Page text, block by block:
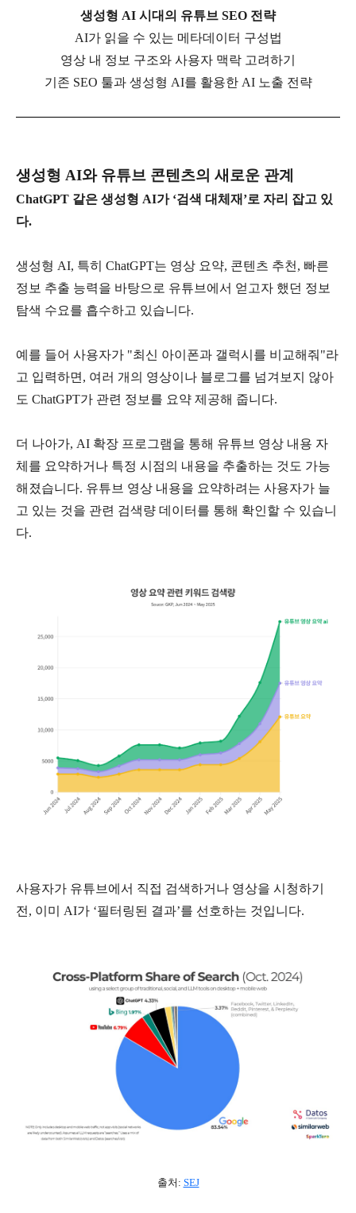
생성형 AI 시대의 유튜브 SEO 전략
AI가 읽을 수 있는 메타데이터 구성법
영상 내 정보 구조와 사용자 맥락 고려하기
기존 SEO 툴과 생성형 AI를 활용한AI 노출 전략
생성형 AI와 유튜브 콘텐츠의 새로운 관계
ChatGPT 같은 생성형 AI가‘검색 대체재 ’로 자리 잡고 있
다.
생성형 AI, 특히 ChatGPT는 영상 요약, 콘텐츠 추천 , 빠른
정보 추출 능력을 바탕으로 유튜브에서 얻고자 했던 정보
탐색 수요를 흡수하고 있습니다.
예를 들어 사용자가 "최신 아이폰과 갤럭시를 비교해줘 "라
고 입력하면 , 여러 개의 영상이나 블로그를 넘겨보지 않아
도 ChatGPT가 관련 정보를 요약 제공해 줍니다.
더 나아가, AI 확장 프로그램을 통해 유튜브 영상 내용 자
체를 요약하거나 특정 시점의 내용을 추출하는 것도 가능
해졌습니다. 유튜브 영상 내용을 요약하려는 사용자가 늘
고 있는 것을 관련 검색량 데이터를 통해 확인할 수 있습니
다.
사용자가 유튜브에서 직접 검색하거나 영상을 시청하기
전 , 이미 AI가 ‘필터링된 결과’를 선호하는 것입니다.
출처 : SEJ